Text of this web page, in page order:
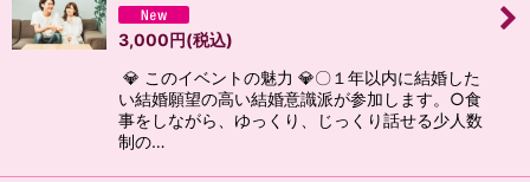
3,000 円(税込)
💎 このイベントの魅力 💎〇１年以内に結婚した
い結婚願望の高い結婚意識派が参加します。○食
事をしながら、ゆっくり、じっくり話せる少人数
制の…